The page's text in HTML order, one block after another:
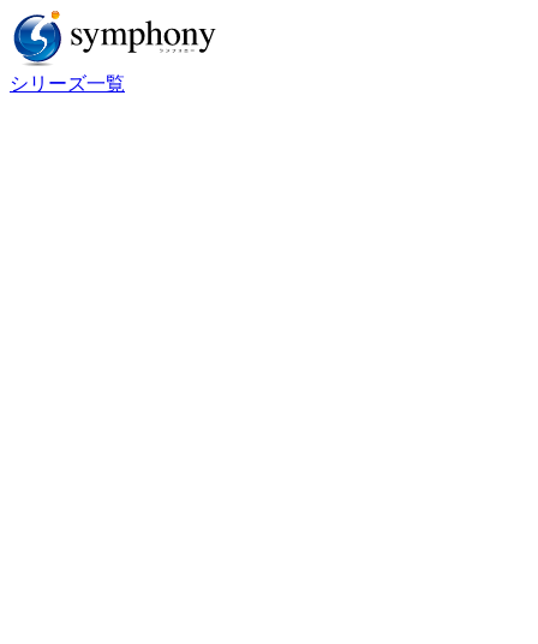
シリーズ一覧